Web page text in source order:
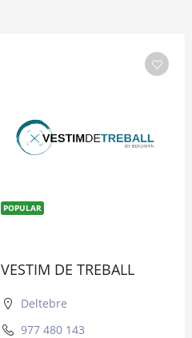
POPULAR
VESTIM DE TREBALL
Deltebre
977 480 143